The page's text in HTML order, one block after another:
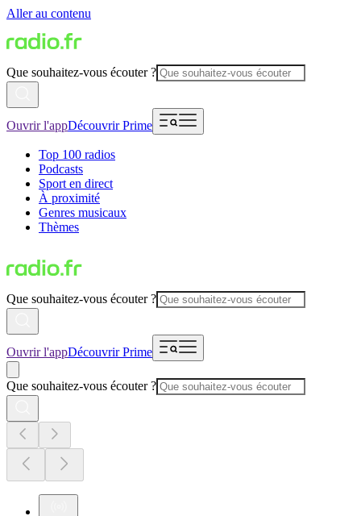
Aller au contenu
Que souhaitez-vous écouter ?
Ouvrir l'appDécouvrir Prime
Top 100 radios
Podcasts
Sport en direct
À proximité
Genres musicaux
Thèmes
Que souhaitez-vous écouter ?
Ouvrir l'appDécouvrir Prime
Que souhaitez-vous écouter ?